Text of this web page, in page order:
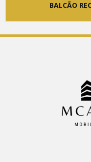
BALCÃO